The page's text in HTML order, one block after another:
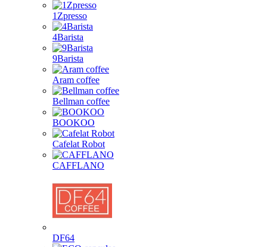
1Zpresso
4Barista
9Barista
Aram coffee
Bellman coffee
BOOKOO
Cafelat Robot
CAFFLANO
DF64